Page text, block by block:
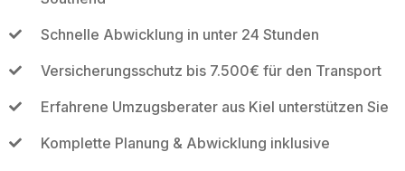
Schnelle Abwicklung in unter 24 Stunden
Versicherungsschutz bis 7.500€ für den Transport
Erfahrene Umzugsberater aus Kiel unterstützen Sie
Komplette Planung & Abwicklung inklusive